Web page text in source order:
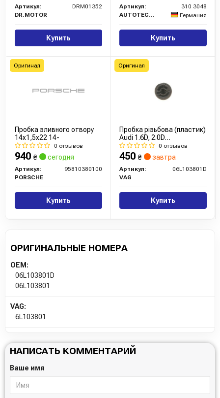
Артикул:
DRM01352
DR.MOTOR
Купить
Артикул:
310 3048
AUTOTECHTEILE
Германия
Купить
Пробка зливного отвору
14x1,5x22 14-
0 отзывов
940 ₴ сегодня
Артикул:
95810380100
PORSCHE
Купить
Оригинал
Пробка різьбова (пластик)
Audi 1.6D, 2.0D
(06L103801D) VAG
0 отзывов
450 ₴ завтра
Артикул:
06L103801D
VAG
Купить
Оригинал
ОРИГИНАЛЬНЫЕ НОМЕРА
OEM:
06L103801D
06L103801
VAG:
6L103801
НАПИСАТЬ КОММЕНТАРИЙ
Ваше имя